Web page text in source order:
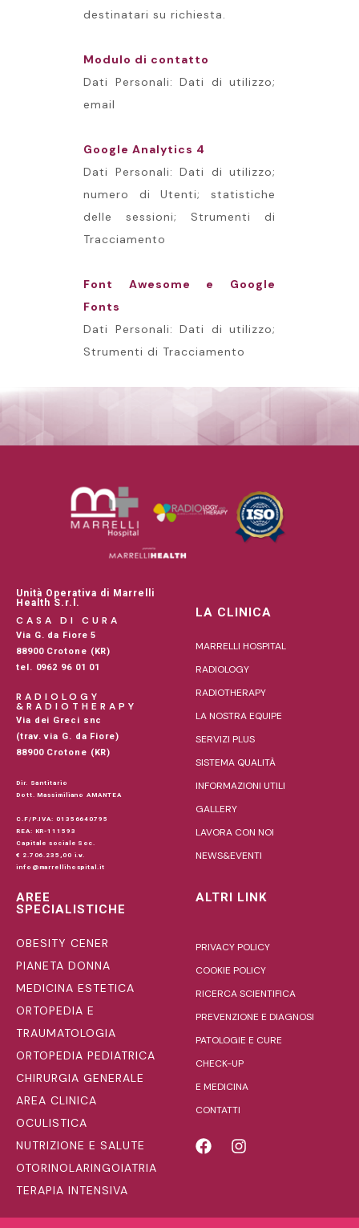
destinatari su richiesta.
Modulo di contatto
Dati Personali: Dati di utilizzo;
email
Google Analytics 4
Dati Personali: Dati di utilizzo;
numero di Utenti; statistiche
delle sessioni; Strumenti di
Tracciamento
Font Awesome e Google
Fonts
Dati Personali: Dati di utilizzo;
Strumenti di Tracciamento
Unità Operativa di Marrelli
Health S.r.l.
CASA DI CURA
Via G. da Fiore 5
88900 Crotone (KR)
tel. 0962 96 01 01
RADIOLOGY
&RADIOTHERAPY
Via dei Greci snc
(trav. via G. da Fiore)
88900 Crotone (KR)
Dir. Santitario
Dott. Massimiliano AMANTEA
C.F/P.IVA: 01356640795
REA: KR-111593
Capitale sociale Soc.
€ 2.706.235,00 i.v.
info@marrellihospital.it
LA CLINICA
MARRELLI HOSPITAL
RADIOLOGY
RADIOTHERAPY
LA NOSTRA EQUIPE
SERVIZI PLUS
SISTEMA QUALITÀ
INFORMAZIONI UTILI
GALLERY
LAVORA CON NOI
NEWS&EVENTI
AREE
SPECIALISTICHE
OBESITY CENER
PIANETA DONNA
MEDICINA ESTETICA
ORTOPEDIA E
TRAUMATOLOGIA
ORTOPEDIA PEDIATRICA
CHIRURGIA GENERALE
AREA CLINICA
OCULISTICA
NUTRIZIONE E SALUTE
OTORINOLARINGOIATRIA
TERAPIA INTENSIVA
ALTRI LINK
PRIVACY POLICY
COOKIE POLICY
RICERCA SCIENTIFICA
PREVENZIONE E DIAGNOSI
PATOLOGIE E CURE
CHECK-UP
E MEDICINA
CONTATTI